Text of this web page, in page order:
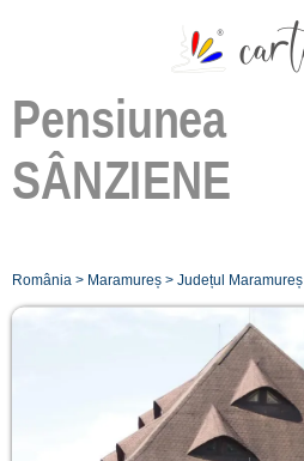
Pensiunea
SÂNZIENE
România > Maramureș > Județul Maramureș